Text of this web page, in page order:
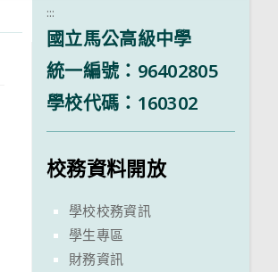
:::
國立馬公高級中學
統一編號：96402805
學校代碼：160302
校務資料開放
學校校務資訊
學生專區
財務資訊